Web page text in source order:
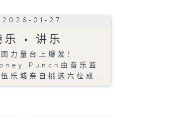
2026-01-27
乐 • 讲乐
力量台上爆发！
Punch由音乐监
乐城亲自挑选六位成…